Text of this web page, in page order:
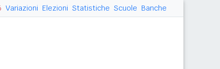
Variazioni Elezioni Statistiche Scuole Banche